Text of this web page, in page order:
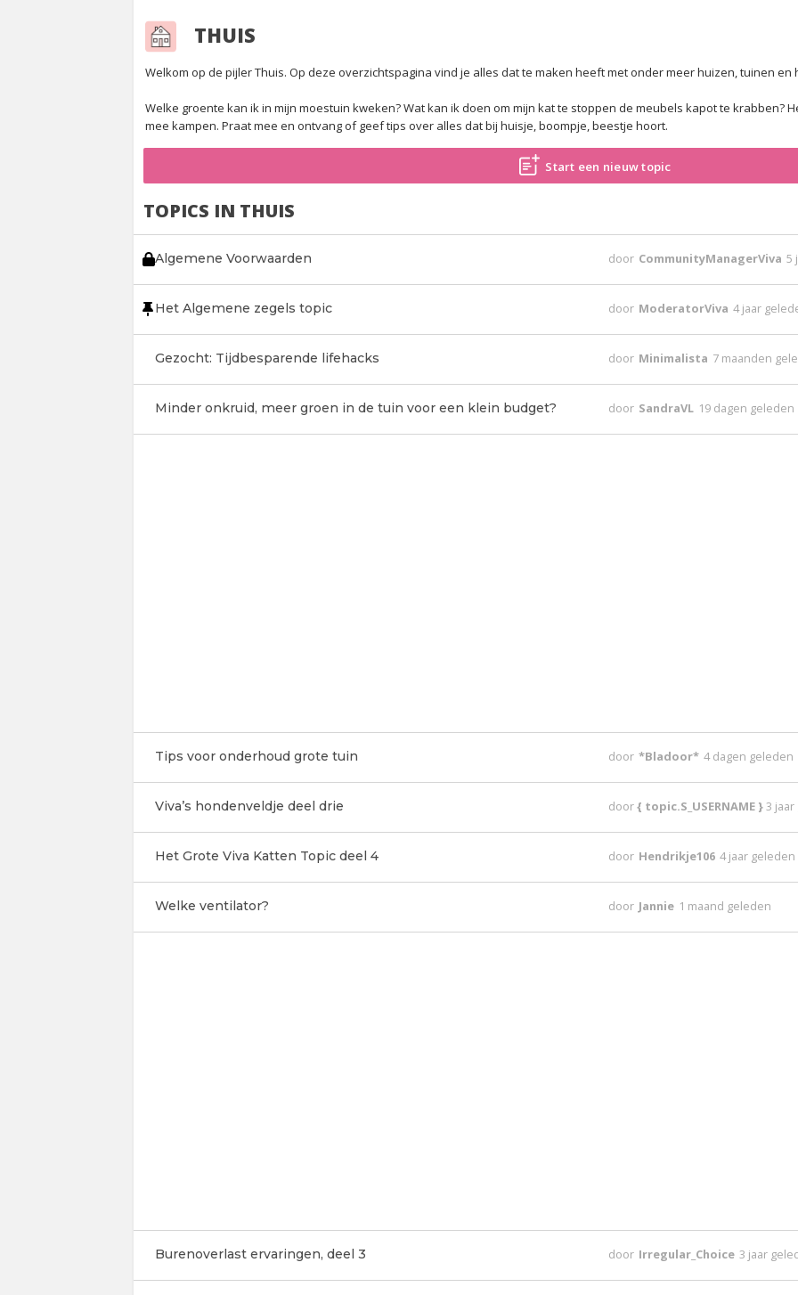
THUIS
Welkom op de pijler Thuis. Op deze overzichtspagina vind je alles dat te maken heeft met onder meer huizen, tuinen en
Welke groente kan ik in mijn moestuin kweken? Wat kan ik doen om mijn kat te stoppen de meubels kapot te krabben?
mee kampen. Praat mee en ontvang of geef tips over alles dat bij huisje, boompje, beestje hoort.
Start een nieuw topic
TOPICS IN THUIS
Algemene Voorwaarden door CommunityManagerViva 5
Het Algemene zegels topic door ModeratorViva 4 jaar
Gezocht: Tijdbesparende lifehacks door Minimalista 7 maanden
Minder onkruid, meer groen in de tuin voor een klein budget? door SandraVL 19 dagen geleden
Tips voor onderhoud grote tuin door *Bladoor* 4 dagen geleden
Viva’s hondenveldje deel drie door{ topic.S_USERNAME }3
Het Grote Viva Katten Topic deel 4 door Hendrikje106 4 jaar geleden
Welke ventilator? door Jannie 1 maand geleden
Burenoverlast ervaringen, deel 3 door Irregular_Choice 3 jaar